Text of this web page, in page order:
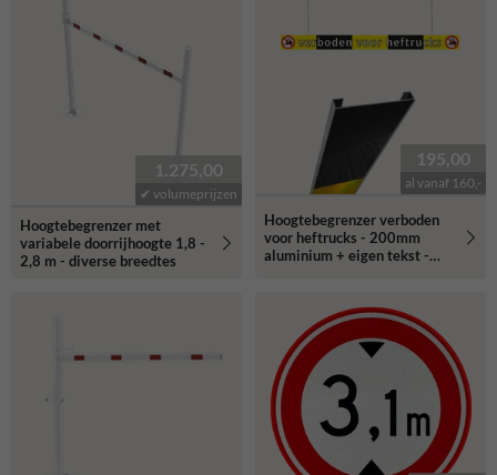
1.275,00
✔ volumeprijzen
Hoogtebegrenzer met
variabele doorrijhoogte 1,8 -
2,8 m - diverse breedtes
195,00
al vanaf 160,-
Hoogtebegrenzer verboden
voor heftrucks - 200mm
aluminium + eigen tekst -